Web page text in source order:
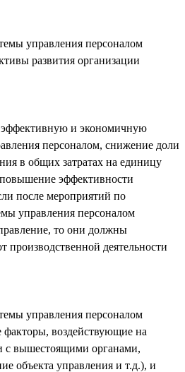
управления персоналом
развития организации
и экономичную
персоналом, снижение доли
в общих затратах на единицу
эффективности
после мероприятий по
управления персоналом
то они должны
производственной деятельности
управления персоналом
факторы, воздействующие на
с вышестоящими органами,
объекта управления и т.д.), и